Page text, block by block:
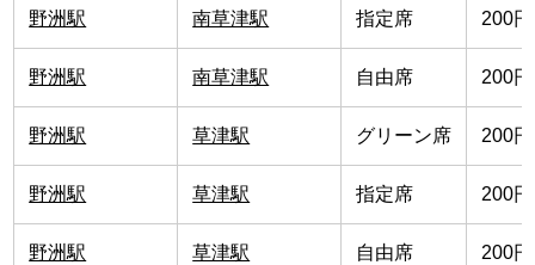
野洲駅 南草津駅 指定席 200円
野洲駅 南草津駅 自由席 200円
野洲駅 草津駅 グリーン席 200円
野洲駅 草津駅 指定席 200円
野洲駅 草津駅 自由席 200円